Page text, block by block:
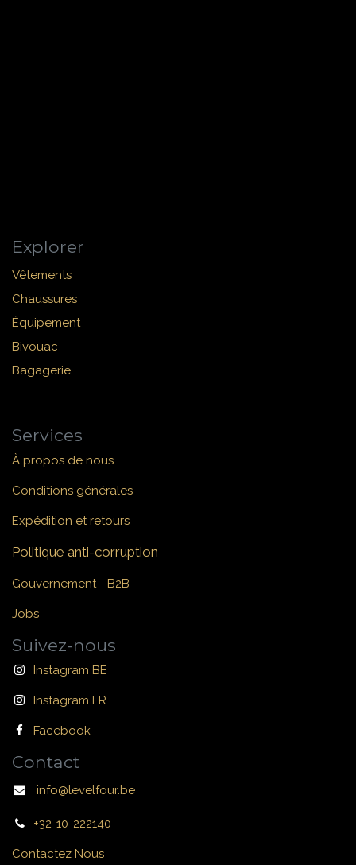
Explorer
Vêtements
Chaussures
Équipement
Bivouac
Bagagerie
Services
À propos de nous
Conditions générales
Expédition et retours
Politique anti-corruption
Gouvernement - B2B
Jobs
Suivez-nous
Instagram BE
Instagram FR
Facebook
Contact
info@levelfour.be
+32-10-222140
Contactez Nous